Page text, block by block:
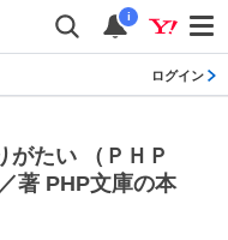
i
ログイン
がたい （ＰＨＰ
著 PHP文庫の本